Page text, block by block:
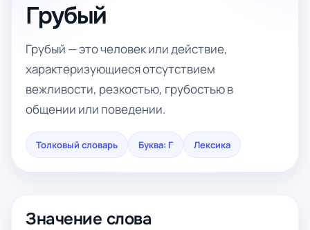
Грубый
Грубый — это человек или действие,
характеризующиеся отсутствием
вежливости, резкостью, грубостью в
общении или поведении.
Толковый словарь Буква: Г Лексика
Значение слова